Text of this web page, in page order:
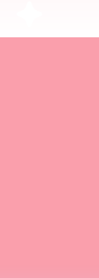
ウント
ウント公式アカウント
Facebook公式アカウン
みんYouTube公式アカ